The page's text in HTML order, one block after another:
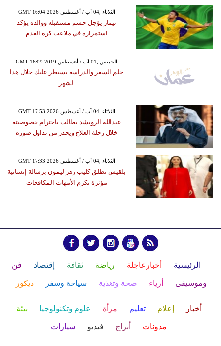
GMT 16:04 2026 الثلاثاء ,04 آب / أغسطس
نيمار يؤجل حسم مستقبله ووالده يؤكد
استمراره في ملاعب كرة القدم
GMT 16:09 2019 الخميس ,01 آب / أغسطس
حلم السفر والدراسة يسيطر عليك خلال هذا
الشهر
GMT 17:53 2026 الثلاثاء ,04 آب / أغسطس
عبدالله الرويشد يطالب باحترام خصوصيته
خلال رحلة العلاج ويحذر من تداول صوره
GMT 17:33 2026 الثلاثاء ,04 آب / أغسطس
بلقيس تطلق كليب زهر ليمون برسالة إنسانية
مؤثرة تكرم الأمهات المكافحات
الرئيسية أخبارعاجلة رياضة ثقافة إقتصاد فن
وموسيقى أزياء صحة وتغذية سياحة وسفر ديكور
أخبار إعلام تعليم مرأة علوم وتكنولوجيا بيئة
مدونات أبراج فيديو سيارات